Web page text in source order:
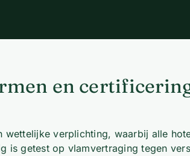
en
verplichting, waarbij alle
is getest op vlamvertraging tegen